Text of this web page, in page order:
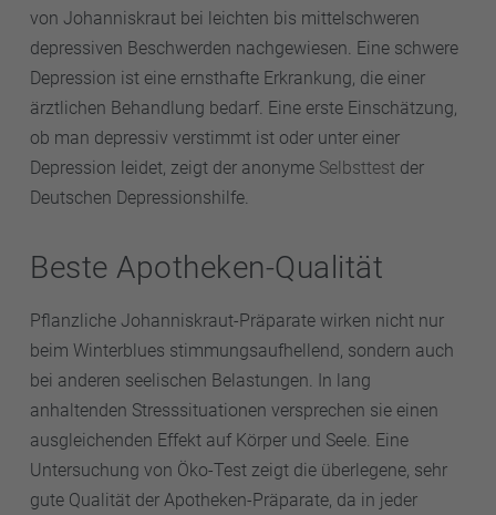
von Johanniskraut bei leichten bis mittelschweren
depressiven Beschwerden nachgewiesen. Eine schwere
Depression ist eine ernsthafte Erkrankung, die einer
ärztlichen Behandlung bedarf. Eine erste Einschätzung,
ob man depressiv verstimmt ist oder unter einer
Depression leidet, zeigt der anonyme Selbsttest der
Deutschen Depressionshilfe.
Beste Apotheken-Qualität
Pflanzliche Johanniskraut-Präparate wirken nicht nur
beim Winterblues stimmungsaufhellend, sondern auch
bei anderen seelischen Belastungen. In lang
anhaltenden Stresssituationen versprechen sie einen
ausgleichenden Effekt auf Körper und Seele. Eine
Untersuchung von Öko-Test zeigt die überlegene, sehr
gute Qualität der Apotheken-Präparate, da in jeder